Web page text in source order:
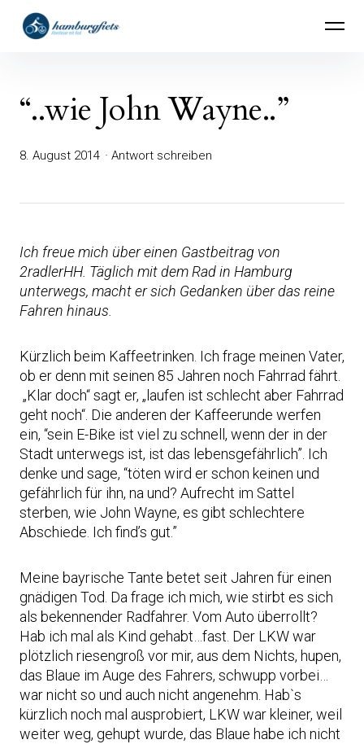
überspringen
hamburgfiets – Abenteuer mit Rad
“..wie John Wayne..”
8. August 2014 Antwort schreiben
Ich freue mich über einen Gastbeitrag von
2radlerHH. Täglich mit dem Rad in Hamburg
unterwegs, macht er sich Gedanken über das reine
Fahren hinaus.
Kürzlich beim Kaffeetrinken. Ich frage meinen Vater,
ob er denn mit seinen 85 Jahren noch Fahrrad fährt.
„Klar doch“ sagt er, „laufen ist schlecht aber Fahrrad
geht noch“. Die anderen der Kaffeerunde werfen
ein, “sein E-Bike ist viel zu schnell, wenn der in der
Stadt unterwegs ist, ist das lebensgefährlich”. Ich
denke und sage, “töten wird er schon keinen und
gefährlich für ihn, na und? Aufrecht im Sattel
sterben, wie John Wayne, es gibt schlechtere
Abschiede. Ich find’s gut.”
Meine bayrische Tante betet seit Jahren für einen
gnädigen Tod. Da frage ich mich, wie stirbt es sich
als bekennender Radfahrer. Vom Auto überrollt?
Hab ich mal als Kind gehabt…fast. Der LKW war
plötzlich riesengroß vor mir, aus dem Nichts, hupen,
das Blaue im Auge des Fahrers, schwupp vorbei…
war nicht so und auch nicht angenehm. Hab`s
kürzlich noch mal ausprobiert, LKW war kleiner, weil
weiter weg, gehupt wurde, das Blaue habe ich nicht